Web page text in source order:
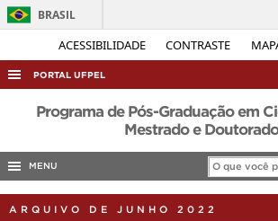
ACESSIBILIDADE CONTRASTE
BRASIL
Acesso
PORTAL UFPEL
ACESSO À INFORMAÇÃO
COBALTO
CONCURSOS
Programa de Pós-Graduação em
Mestrado e Doutorado
MENU
ARQUIVO DE JUNHO 2022